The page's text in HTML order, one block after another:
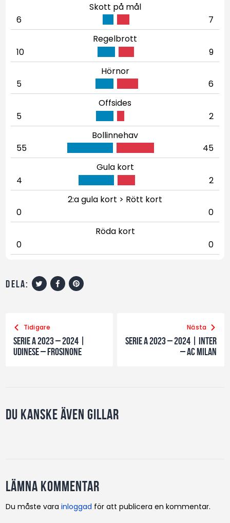
Skott på mål
6
7
Regelbrott
10
9
Hörnor
5
6
Offsides
5
2
Bollinnehav
55
45
Gula kort
4
2
2:a gula kort > Rött kort
0
0
Röda kort
0
0
dela:
Tidigare
Serie A 2023 – 2024 |
Udinese – Frosinone
Nästa
Serie A 2023 – 2024 | Inter
– AC Milan
Du kanske även gillar
Lämna kommentar
Du måste varainloggad för att publicera en kommentar.